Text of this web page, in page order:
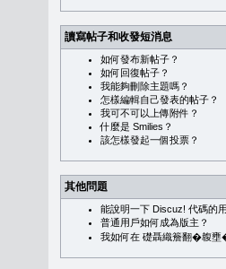
讀寫帖子和收發短消息
如何發布新帖子？
如何回復帖子？
我能夠刪除主題嗎？
怎樣編輯自己發表的帖子？
我可不可以上傳附件？
什麼是 Smilies？
該怎樣發起一個投票？
其他問題
能說明一下 Discuz! 代碼的
普通用戶如何成為版主？
我如何在 礎聶織簷翻�䪖壅